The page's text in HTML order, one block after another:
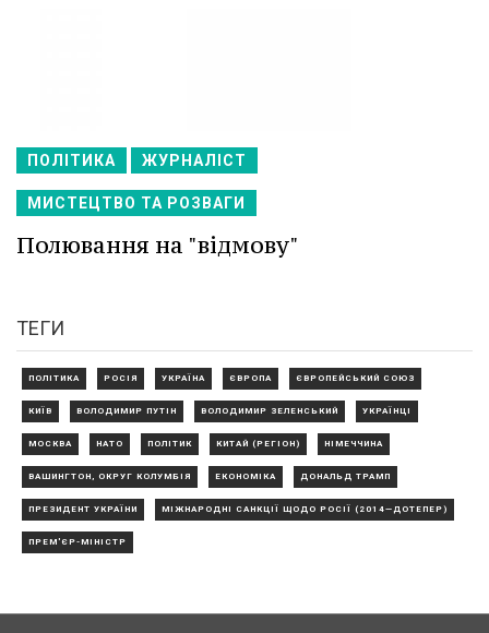
ПОЛІТИКА ЖУРНАЛІСТ
МИСТЕЦТВО ТА РОЗВАГИ
Полювання на "відмову"
ТЕГИ
ПОЛІТИКА РОСІЯ УКРАЇНА ЄВРОПА ЄВРОПЕЙСЬКИЙ СОЮЗ
КИЇВ ВОЛОДИМИР ПУТІН ВОЛОДИМИР ЗЕЛЕНСЬКИЙ УКРАЇНЦІ
МОСКВА НАТО ПОЛІТИК КИТАЙ (РЕГІОН) НІМЕЧЧИНА
ВАШИНГТОН, ОКРУГ КОЛУМБІЯ ЕКОНОМІКА ДОНАЛЬД ТРАМП
ПРЕЗИДЕНТ УКРАЇНИ МІЖНАРОДНІ САНКЦІЇ ЩОДО РОСІЇ (2014—ДОТЕПЕР)
ПРЕМ'ЄР-МІНІСТР